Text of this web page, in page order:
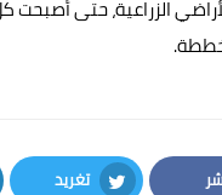
الزراعية، حتى أصبحت
تغريد